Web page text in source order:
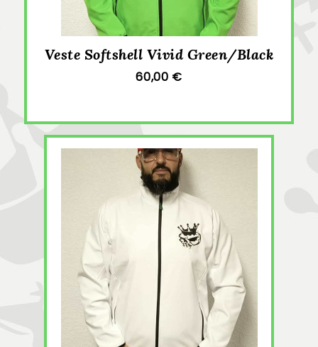
Veste Softshell Vivid Green/Black
60,00 €